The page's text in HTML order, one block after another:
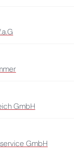
GmbH
GmbH